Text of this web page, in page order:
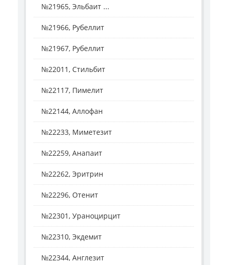
№21965, Эльбаит ...
№21966, Рубеллит
№21967, Рубеллит
№22011, Стильбит
№22117, Пимелит
№22144, Аллофан
№22233, Миметезит
№22259, Анапаит
№22262, Эритрин
№22296, Отенит
№22301, Ураноцирцит
№22310, Экдемит
№22344, Англезит